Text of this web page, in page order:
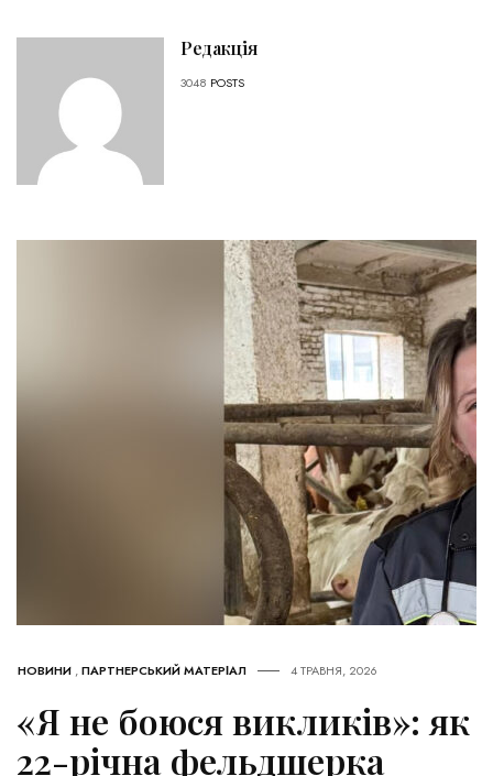
Редакція
3048 POSTS
НОВИНИ ,ПАРТНЕРСЬКИЙ МАТЕРІАЛ 4 ТРАВНЯ, 2026
«Я не боюся викликів»: як
22-річна фельдшерка